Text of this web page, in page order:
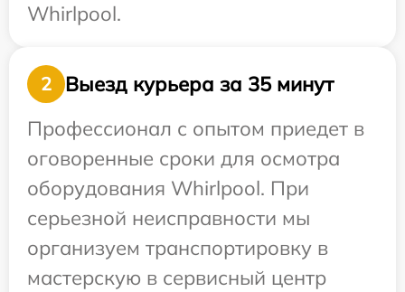
Whirlpool.
2
Выезд курьера за 35 минут
Профессионал с опытом приедет в
оговоренные сроки для осмотра
оборудования Whirlpool. При
серьезной неисправности мы
организуем транспортировку в
мастерскую в сервисный центр